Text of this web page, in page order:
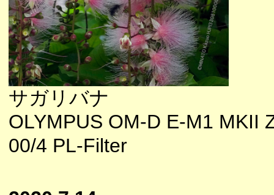
サガリバナ
OLYMPUS OM-D E-M1 MKII
00/4 PL-Filter